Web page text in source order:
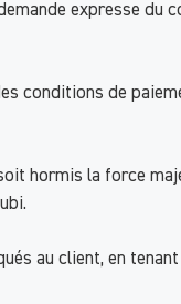
expresse du
conditions de
hormis la force
au client, en